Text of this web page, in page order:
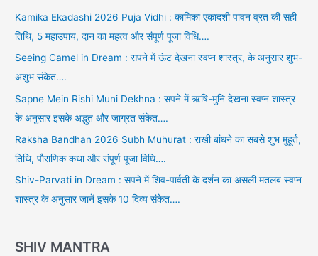
Kamika Ekadashi 2026 Puja Vidhi : कामिका एकादशी पावन व्रत की सही
तिथि, 5 महाउपाय, दान का महत्व और संपूर्ण पूजा विधि….
Seeing Camel in Dream : सपने में ऊंट देखना स्वप्न शास्त्र, के अनुसार शुभ-
अशुभ संकेत….
Sapne Mein Rishi Muni Dekhna : सपने में ऋषि-मुनि देखना स्वप्न शास्त्र
के अनुसार इसके अद्भुत और जाग्रत संकेत….
Raksha Bandhan 2026 Subh Muhurat : राखी बांधने का सबसे शुभ मुहूर्त,
तिथि, पौराणिक कथा और संपूर्ण पूजा विधि….
Shiv-Parvati in Dream : सपने में शिव-पार्वती के दर्शन का असली मतलब स्वप्न
शास्त्र के अनुसार जानें इसके 10 दिव्य संकेत….
SHIV MANTRA